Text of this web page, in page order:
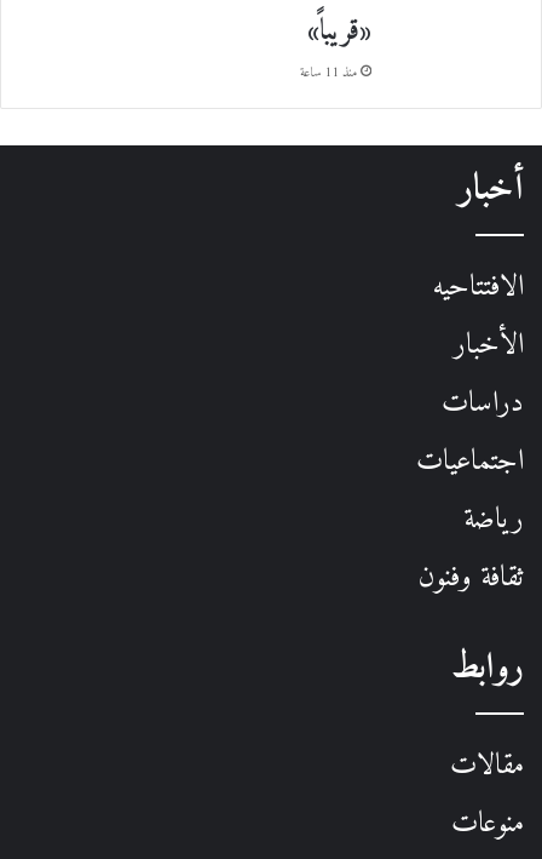
«قريباً»
منذ 11 ساعة
أخبار
الافتتاحيه
الأخبار
دراسات
اجتماعيات
رياضة
ثقافة وفنون
روابط
مقالات
منوعات